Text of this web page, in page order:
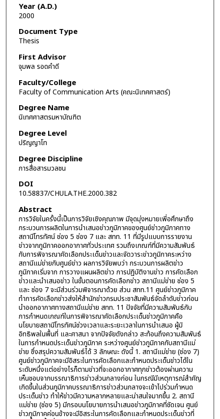
Year (A.D.)
2000
Document Type
Thesis
First Advisor
จุมพล รอดคำดี
Faculty/College
Faculty of Communication Arts (คณะนิเทศศาสตร์)
Degree Name
นิเทศศาสตรมหาบัณฑิต
Degree Level
ปริญญาโท
Degree Discipline
การสื่อสารมวลชน
DOI
10.58837/CHULA.THE.2000.382
Abstract
การวิจัยในครั้งนี้เป็นการวิจัยเชิงคุณภาพ มีจุดมุ่งหมายเพี่อศึกษาถึง
กระบวนการผลิตในการนำเสนอข่าวภูมิภาคของศูนย์ข่าวภูมิภาคทาง
สถานีโทรทัศน์ ช่อง 5 ช่อง 7 และ สทท. 11 ที่มีรูปแบบการรายงาน
ข่าวจากภูมิภาคออกอากาศทั่วประเทศ รวมถึงเกณฑ์ที่มีความสัมพันธ์
กับการพิจารณาคัดเลือกประเด็นข่าวและจัดวาระข่าวภูมิภาคระหว่าง
สถานีแม่ข่ายกับศูนย์ข่าว ผลการวิจัยพบว่า กระบวนการผลิตข่าว
ภูมิภาคเริ่มจาก การวางแผนผลิตข่าว การปฏิบัติงานข่าว การคัดเลือก
ข่าวและนำเสนอข่าว ในขั้นตอนการคัดเลือกข่าว สถานีแม่ข่าย ช่อง 5
และ ช่อง 7 จะมีส่วนร่วมพิจารณาด้วย ส่วน สทท.11 ศูนย์ข่าวภูมิภาค
ทำการคัดเลือกข่าวส่งให้สำนักข่าวกรมประชาสัมพันธ์จัดลำดับข่าวก่อน
นำออกอากาศทางสถานีแม่ข่าย สทท. 11 ปัจจัยที่มีความสัมพันธ์กับ
การกำหนดเกณฑ์ในการพิจารณาคัดเลือกประเด็นข่าวภูมิภาคคือ
นโยบายสถานีโทรทัศน์ช่วงเวลาและระยะเวลาในการนำเสนอ ผู้มิ
อิทธิพลในพื้นที่ และศาสนา จากปัจจัยดังกล่าว สะท้อนถึงความสัมพันธ์
ในการกำหนดประเด็นข่าวภูมิภาค ระหว่างศูนย์ข่าวภูมิภาคกับสถานีแม่
ข่าย ซึ่งสรุปความสัมพันธ์ได้ 3 ลักษณะ ดังนี้ 1. สถานีแม่ข่าย (ช่อง 7)
ศูนย์ข่าวภูมิภาคจะมีอิสระในการคัดเลือกและกำหนดประเด็นข่าวได้ใน
ระดับหนึ่งแต่อย่างไรก็ตามข่าวที่จะออกอากาศทุกข่าวต้องผ่านความ
เห็นชอบจากบรรณาธิการข่าวส่วนกลางก่อน ในกรณีมีเหตุการณ์สำคัญ
เกิดขึ้นในส่วนภูมิภาคบรรณาธิการข่าวส่วนกลางจะเข้าไปร่วมกำหนด
ประเด็นข่าว ทำให้ข่าวมีความหลากหลายและน่าสนใจมากขึ้น 2. สถานี
แม่ข่าย (ช่อง 5) มีกรอบนโยบายการนำเสนอข่าวภูมิภาคที่ชัดเจน ศูนย์
ข่าวภูมิภาคค่อนข้างจะมีอิสระในการคัดเลือกและกำหนดประเด็นข่าวที่